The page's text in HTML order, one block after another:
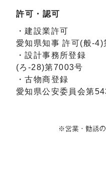
許可・認可
・建設業許可
愛知県知事 許可(般-
・設計事務所登録
(ろ-28)第7003号
・古物商登録
愛知県公安委員会第